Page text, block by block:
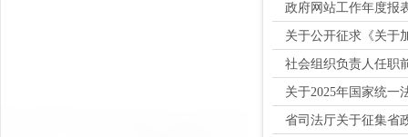
政府网站工作年度报
关于公开征求《关于
社会组织负责人任职
关于2025年国家统一
省司法厅关于征集省